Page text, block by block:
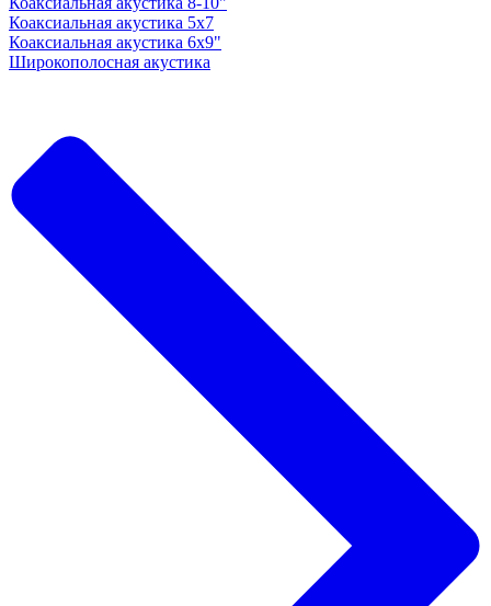
Коаксиальная акустика 5x7
Коаксиальная акустика 6х9"
Широкополосная акустика